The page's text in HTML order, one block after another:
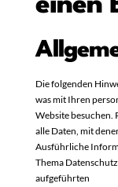
einen
Die folgenden
was mit Ihren
Website besuchen.
alle Daten, mit
Ausführliche
Thema
aufgeführten